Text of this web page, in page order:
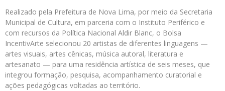
Realizado pela Prefeitura de Nova Lima, por meio da Secretaria
Municipal de Cultura, em parceria com o Instituto Periférico e
com recursos da Política Nacional Aldir Blanc, o Bolsa
IncentivArte selecionou 20 artistas de diferentes linguagens —
artes visuais, artes cênicas, música autoral, literatura e
artesanato — para uma residência artística de seis meses, que
integrou formação, pesquisa, acompanhamento curatorial e
ações pedagógicas voltadas ao território.